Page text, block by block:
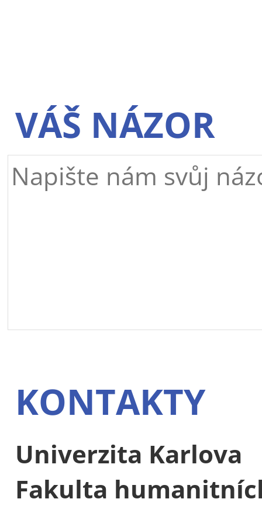
VÁŠ NÁZOR
KONTAKTY
Univerzita Karlova
Fakulta